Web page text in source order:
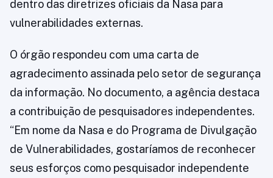
dentro das diretrizes oficiais da Nasa para
vulnerabilidades externas.
O órgão respondeu com uma carta de
agradecimento assinada pelo setor de segurança
da informação. No documento, a agência destaca
a contribuição de pesquisadores independentes.
“Em nome da Nasa e do Programa de Divulgação
de Vulnerabilidades, gostaríamos de reconhecer
seus esforços como pesquisador independente